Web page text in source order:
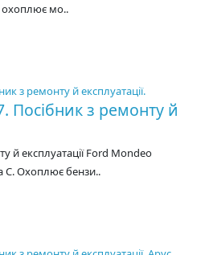
охоплює мо..
Посібник з ремонту й
й експлуатації Ford Mondeo
С. Охоплює бензи..